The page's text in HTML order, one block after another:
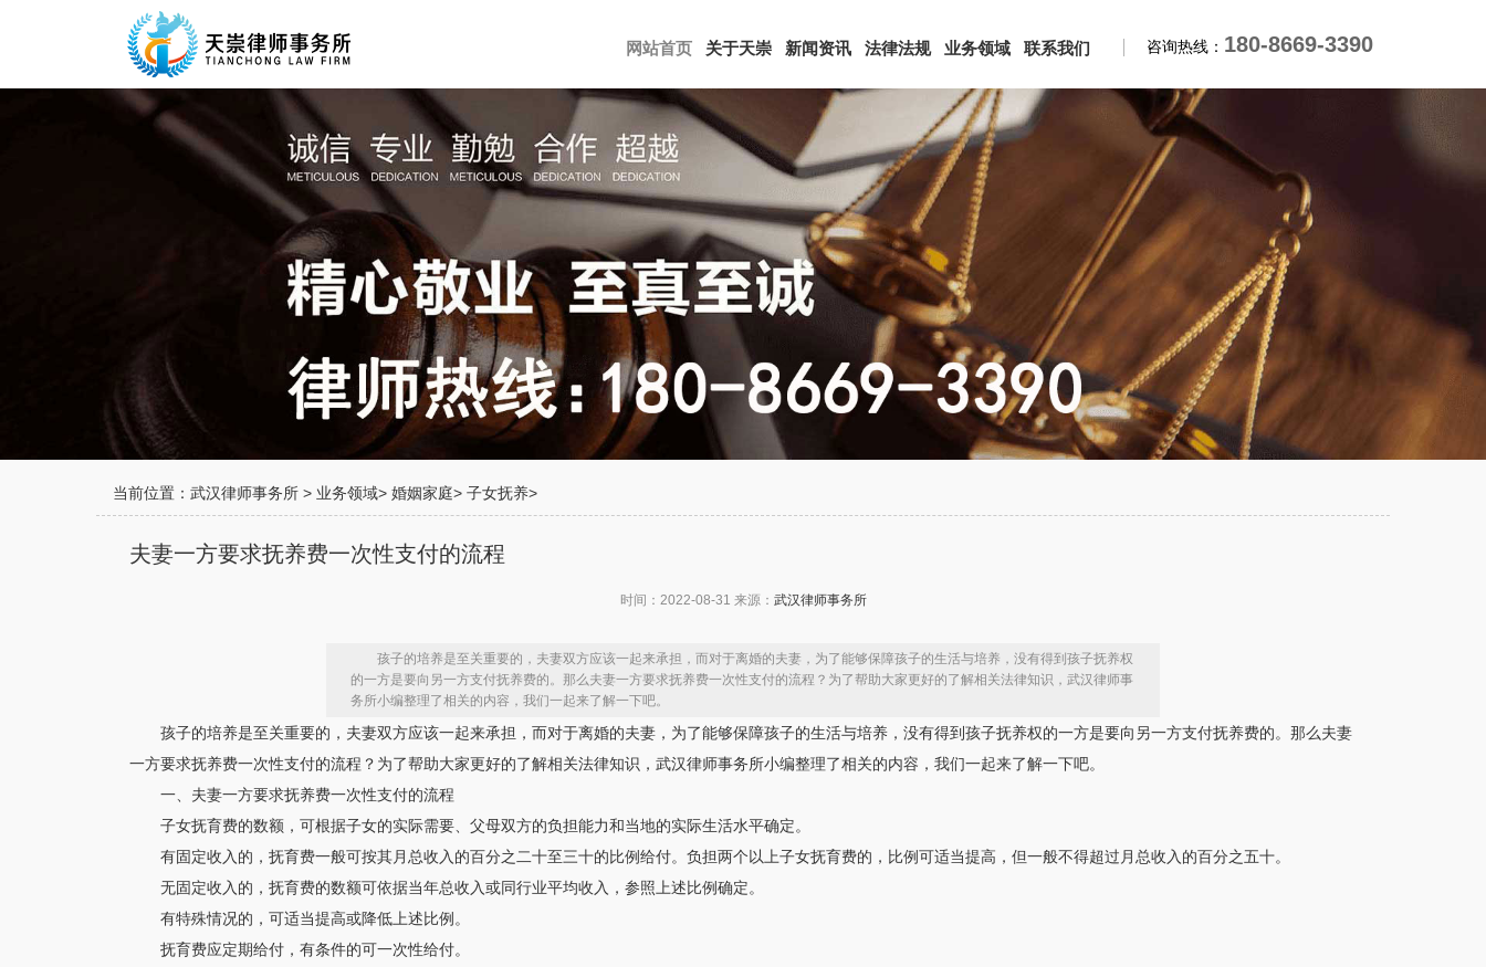
咨询热线： 180-8669-3390
网站首页 关于天崇 新闻资讯 法律法规 业务领域 联系我们
当前位置： 武汉律师事务所 > 业务领域> 婚姻家庭> 子女抚养>
夫妻一方要求抚养费一次性支付的流程
时间：2022-08-31 来源： 武汉律师事务所
孩子的培养是至关重要的，夫妻双方应该一起来承担，而对于离婚的夫妻，为了能够保障孩子的生活与培养，没有得到孩子抚养权
的一方是要向另一方支付抚养费的。那么夫妻一方要求抚养费一次性支付的流程？为了帮助大家更好的了解相关法律知识，武汉律师事
务所小编整理了相关的内容，我们一起来了解一下吧。
孩子的培养是至关重要的，夫妻双方应该一起来承担，而对于离婚的夫妻，为了能够保障孩子的生活与培养，没有得到孩子抚养权的一方是要向另一方支付抚养费的。那么夫妻
一方要求抚养费一次性支付的流程？为了帮助大家更好的了解相关法律知识，武汉律师事务所小编整理了相关的内容，我们一起来了解一下吧。
一、夫妻一方要求抚养费一次性支付的流程
子女抚育费的数额，可根据子女的实际需要、父母双方的负担能力和当地的实际生活水平确定。
有固定收入的，抚育费一般可按其月总收入的百分之二十至三十的比例给付。负担两个以上子女抚育费的，比例可适当提高，但一般不得超过月总收入的百分之五十。
无固定收入的，抚育费的数额可依据当年总收入或同行业平均收入，参照上述比例确定。
有特殊情况的，可适当提高或降低上述比例。
抚育费应定期给付，有条件的可一次性给付。